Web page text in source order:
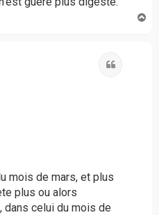
mois de mars, et plus
plus ou alors
dans celui du mois de